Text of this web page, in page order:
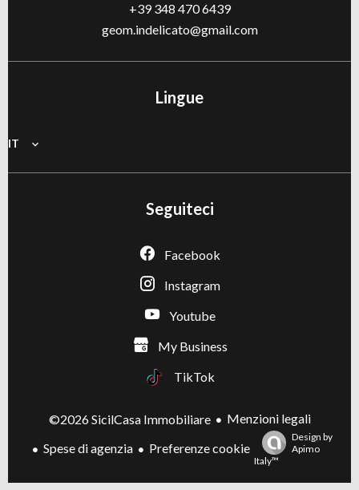
+39 348 470 6439
geom.indelicato@gmail.com
Lingue
IT
Seguiteci
Facebook
Instagram
Youtube
My Business
TikTok
©2026 SicilCasa Immobiliare
Menzioni legali
Spese di agenzia
Preferenze cookie
Design by
Apimo
Italy™